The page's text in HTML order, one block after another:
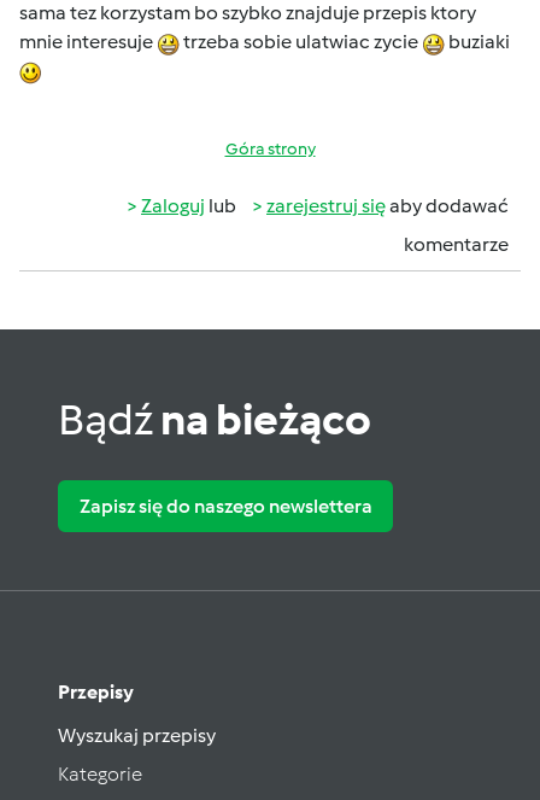
sama tez korzystam bo szybko znajduje przepis ktory
mnie interesuje
trzeba sobie ulatwiac zycie buziaki
Góra strony
Zaloguj lub zarejestruj sięaby dodawać
komentarze
Bądźna bieżąco
Zapisz się do naszego newslettera
Przepisy
Wyszukaj przepisy
Kategorie